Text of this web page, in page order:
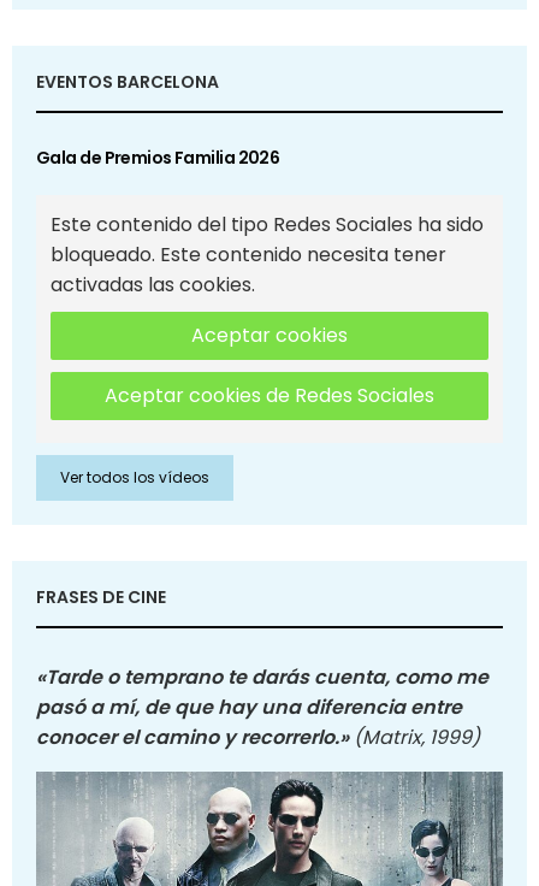
EVENTOS BARCELONA
Gala de Premios Familia 2026
Este contenido del tipo Redes Sociales ha sido
bloqueado. Este contenido necesita tener
activadas las cookies.
Aceptar cookies
Aceptar cookies de Redes Sociales
Ver todos los vídeos
FRASES DE CINE
«Tarde o temprano te darás cuenta, como me
pasó a mí, de que hay una diferencia entre
conocer el camino y recorrerlo.» (Matrix, 1999)